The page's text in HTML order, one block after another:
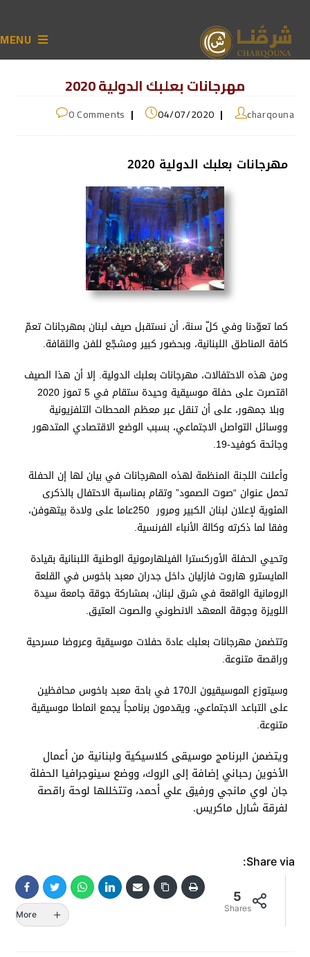
MENU
مهرجانات بعلبك الدولية 2020
charqouna
04/07/2020
0 Comments
مهرجانات بعلبك الدولية 2020
كما تعوّدنا وفي كلّ سنة، أن نستقبل صيف لبنان بمهرجانات تعمّ
كافة المناطق اللبنانية، وبحضور كبير ومشجّع للفن والثقافة.
ومن هذه الاحتفالات، مهرجانات بعلبك الدولية. إلا أن هذا الصيف
اقتصرت على حفلة موسيقية وحيدة ستقام في 5 تموز 2020
وبلا جمهور، على أن تنقل عبر معظم المحطات التلفزيونية
ووسائل التواصل الاجتماعي، بسبب الوضع الاقتصادي المتدهور
وجائحة كوفيد-19
.
وأعلنت اللجنة المنظمة لهذه المهرجانات في بيان لها إن الحفلة
تحمل عنوان “صوت الصمود” وتقام بمناسبة الاحتفال بالذكرى
المئوية لإعلان لبنان الكبير ومرور 250عاما على ولادة بيتهوفن،
وفقا لما ذكرته وكالة الأنباء الفرنسية.
وتحيي الحفلة الأوركسترا الفيلهارمونية الوطنية اللبنانية بقيادة
المايسترو هاروت فازليان داخل جدران معبد باخوس في القلعة
الرومانية الواقعة في شرق لبنان، بمشاركة جوقة جامعة سيدة
اللويزة وجوقة المعهد الانطوني والصوت العتيق.
وتتضمن مهرجانات بعلبك عادة حفلات موسيقية وعروضا مسرحية
وراقصة متنوعة.
وسيتوزع الموسيقيون الـ170 في باحة معبد باخوس محافظين
على التباعد الاجتماعي، ويقدمون برنامجاً يجمع انماطا موسيقية
متنوعة.
ويتضمن البرنامج موسيقى كلاسيكية ولبنانية من أعمال
الأخوين رحباني إضافة إلى الروك، ووضع سينوجرافيا الحفلة
جان لوي مانجي ورفيق علي أحمد، وتتخللها لوحة راقصة
لفرقة شارل ماكريس.
Share via:
5
Shares
More